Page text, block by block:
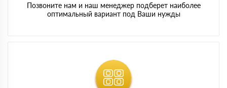
Позвоните нам и наш менеджер подберет наиболее
оптимальный вариант под Ваши нужды